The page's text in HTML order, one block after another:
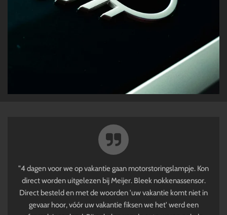
"4 dagen voor we op vakantie gaan motorstoringslampje. Kon
direct worden uitgelezen bij Meijer. Bleek nokkenassensor.
Direct besteld en met de woorden 'uw vakantie komt niet in
gevaar hoor, vóór uw vakantie fiksen we het' werd een